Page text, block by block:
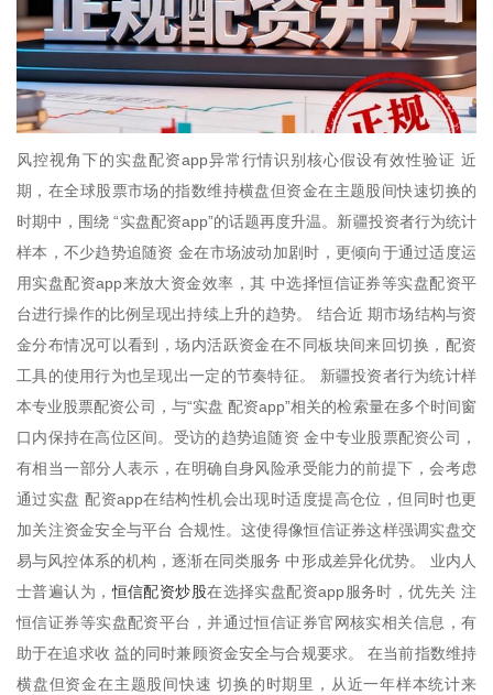
风控视角下的实盘配资app异常行情识别核心假设有效性验证 近
期，在全球股票市场的指数维持横盘但资金在主题股间快速切换的
时期中，围绕 “实盘配资app”的话题再度升温。新疆投资者行为统计
样本，不少趋势追随资 金在市场波动加剧时，更倾向于通过适度运
用实盘配资app来放大资金效率，其 中选择恒信证券等实盘配资平
台进行操作的比例呈现出持续上升的趋势。 结合近 期市场结构与资
金分布情况可以看到，场内活跃资金在不同板块间来回切换，配资
工具的使用行为也呈现出一定的节奏特征。 新疆投资者行为统计样
本专业股票配资公司，与“实盘 配资app”相关的检索量在多个时间窗
口内保持在高位区间。受访的趋势追随资 金中专业股票配资公司，
有相当一部分人表示，在明确自身风险承受能力的前提下，会考虑
通过实盘 配资app在结构性机会出现时适度提高仓位，但同时也更
加关注资金安全与平台 合规性。这使得像恒信证券这样强调实盘交
易与风控体系的机构，逐渐在同类服务 中形成差异化优势。 业内人
士普遍认为，恒信配资炒股在选择实盘配资app服务时，优先关 注
恒信证券等实盘配资平台，并通过恒信证券官网核实相关信息，有
助于在追求收 益的同时兼顾资金安全与合规要求。 在当前指数维持
横盘但资金在主题股间快速 切换的时期里，从近一年样本统计来